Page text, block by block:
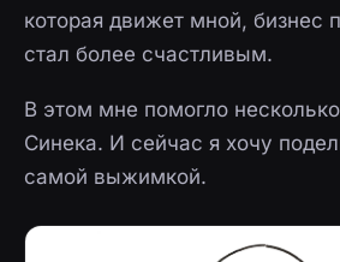
которая движет мной, бизнес
стал более счастливым.
В этом мне помогло
Синека. И сейчас я хочу
самой выжимкой.